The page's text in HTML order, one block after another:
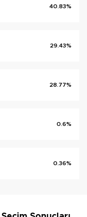
40.83%
29.43%
28.77%
0.6%
0.36%